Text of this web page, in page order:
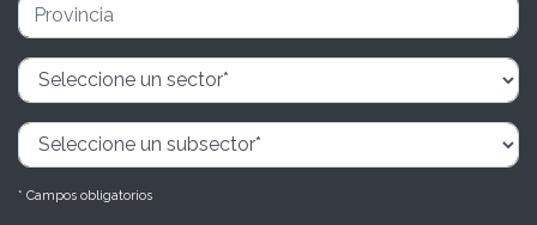
* Campos obligatorios